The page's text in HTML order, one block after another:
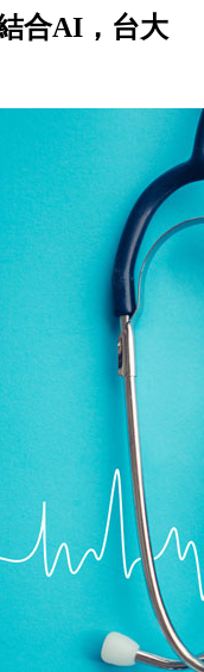
合AI，台大